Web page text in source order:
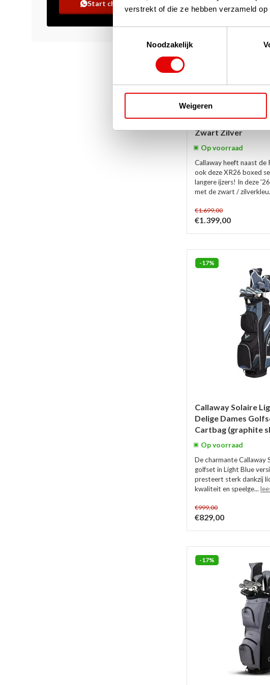
verstrekt of die ze hebben verzameld
Noodzakelijk
Weigeren
Start chat
Callaway XR 26 -
Inch | Standbag
Zwart Zilver
Op voorraad
Callaway heeft naast de
ook deze XR26 boxed
langere ijzers! In deze
met de zwart /
€1.699,00
€1.399,00
-17%
Callaway Solaire
Delige Dames
Cartbag (graphite
Op voorraad
De charmante Callaway
golfset in Light Blue
presteert sterk dankzij
kwaliteit en speelge...
€999,00
€829,00
-17%